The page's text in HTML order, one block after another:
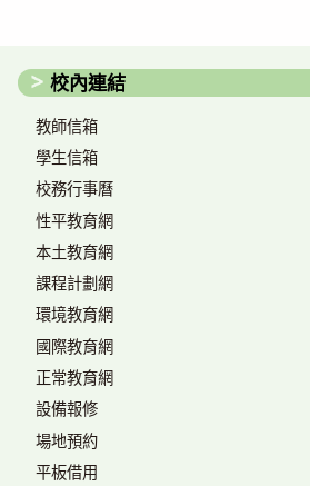
校內連結
教師信箱
學生信箱
校務行事曆
性平教育網
本土教育網
課程計劃網
環境教育網
國際教育網
正常教育網
設備報修
場地預約
平板借用